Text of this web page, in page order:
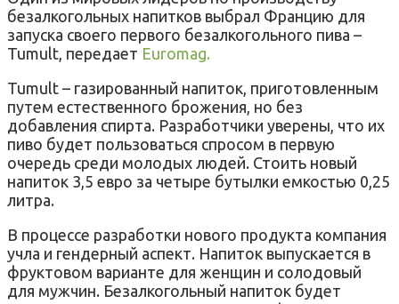
безалкогольных напитков выбрал Францию для
запуска своего первого безалкогольного пива –
Tumult, передает Еuromag.
Tumult – газированный напиток, приготовленным
путем естественного брожения, но без
добавления спирта. Разработчики уверены, что их
пиво будет пользоваться спросом в первую
очередь среди молодых людей. Стоить новый
напиток 3,5 евро за четыре бутылки емкостью 0,25
литра.
В процессе разработки нового продукта компания
учла и гендерный аспект. Напиток выпускается в
фруктовом варианте для женщин и солодовый
для мужчин. Безалкогольный напиток будет